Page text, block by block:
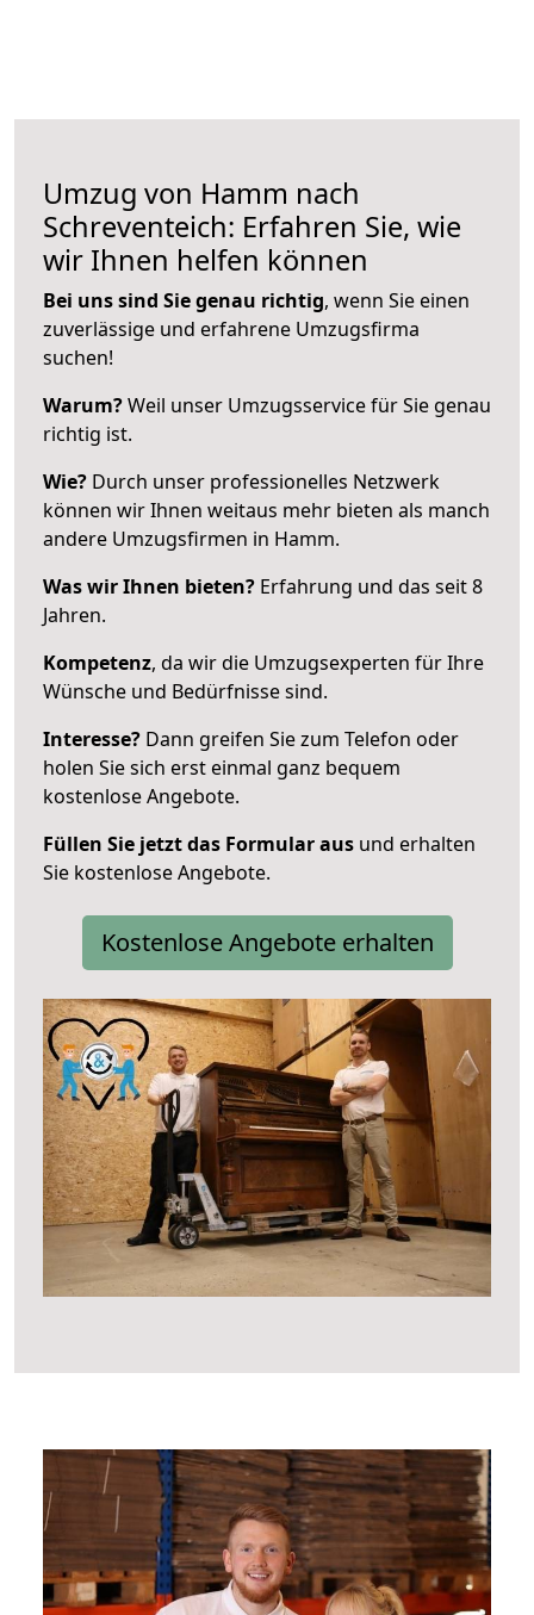
Umzug von Hamm nach
Schreventeich: Erfahren Sie, wie
wir Ihnen helfen können
Bei uns sind Sie genau richtig, wenn Sie einen
zuverlässige und erfahrene Umzugsfirma
suchen!
Warum?Weil unser Umzugsservice für Sie genau
richtig ist.
Wie? Durch unser professionelles Netzwerk
können wir Ihnen weitaus mehr bieten als manch
andere Umzugsfirmen in Hamm.
Was wir Ihnen bieten? Erfahrung und das seit 8
Jahren.
Kompetenz, da wir die Umzugsexperten für Ihre
Wünsche und Bedürfnisse sind.
Interesse? Dann greifen Sie zum Telefon oder
holen Sie sich erst einmal ganz bequem
kostenlose Angebote.
Füllen Sie jetzt das Formular aus und erhalten
Sie kostenlose Angebote.
Kostenlose Angebote erhalten